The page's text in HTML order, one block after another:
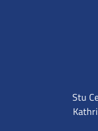
Stu